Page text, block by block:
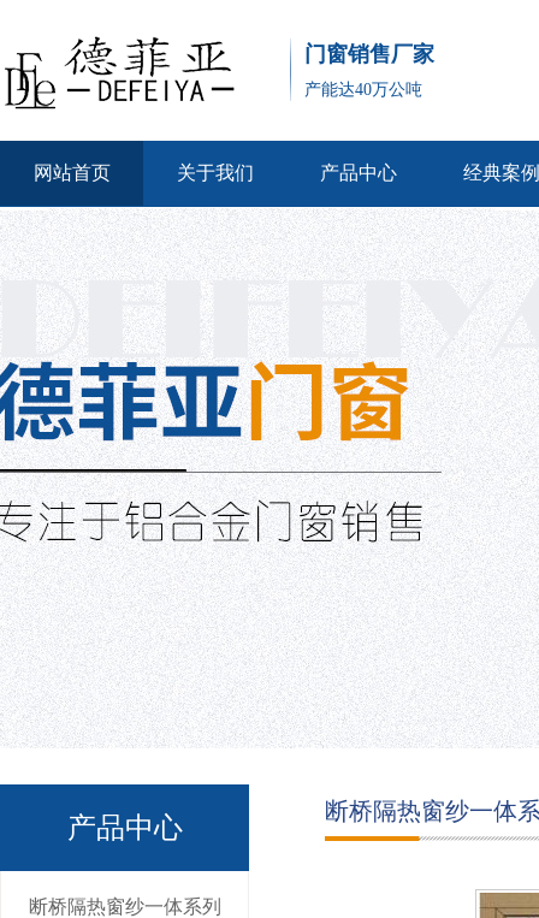
门窗销售厂家
产能达40万公吨
网站首页 关于我们 产品中心 经典案例
产品中心
断桥隔热窗纱一体系列
断桥隔热窗纱一体